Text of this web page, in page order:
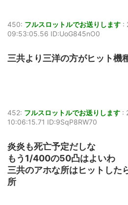
450: フルスロットルでお送りします :
09:53:05.56 ID:UoG845nO0
三共より三洋の方がヒット機
452: フルスロットルでお送りします :
10:06:15.71 ID:9SqP8RW70
炎炎も死亡予定だしな
もう1/400の50凸はよいわ
三共のアホな所はヒットした
所